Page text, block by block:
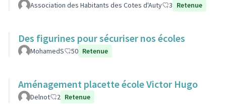
Association des Habitants des Cotes d'Auty 3 Retenue
Des figurines pour sécuriser nos écoles
MohamedS 50 Retenue
Aménagement placette école Victor Hugo
Delnot 2 Retenue